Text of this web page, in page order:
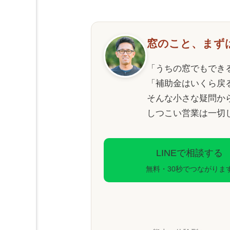
窓のこと、まず
「うちの窓でもでき
「補助金はいくら戻
そんな小さな疑問か
しつこい営業は一切
LINEで相談する
無料・30秒でつながりま